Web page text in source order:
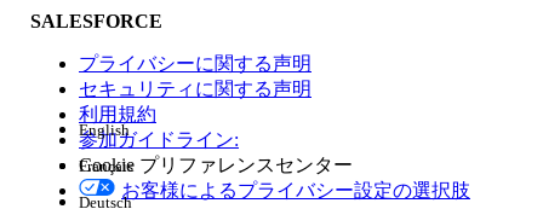
機能の影響
エディション
SALESFORCE
プライバシーに関する声明
セキュリティに関する声明
利用規約
参加ガイドライン:
Cookie プリファレンスセンター
お客様によるプライバシー設定の選択肢
English
Français
Deutsch